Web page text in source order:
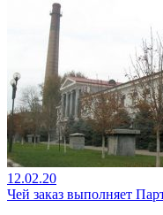
12.02.20
Чей заказ выполняет